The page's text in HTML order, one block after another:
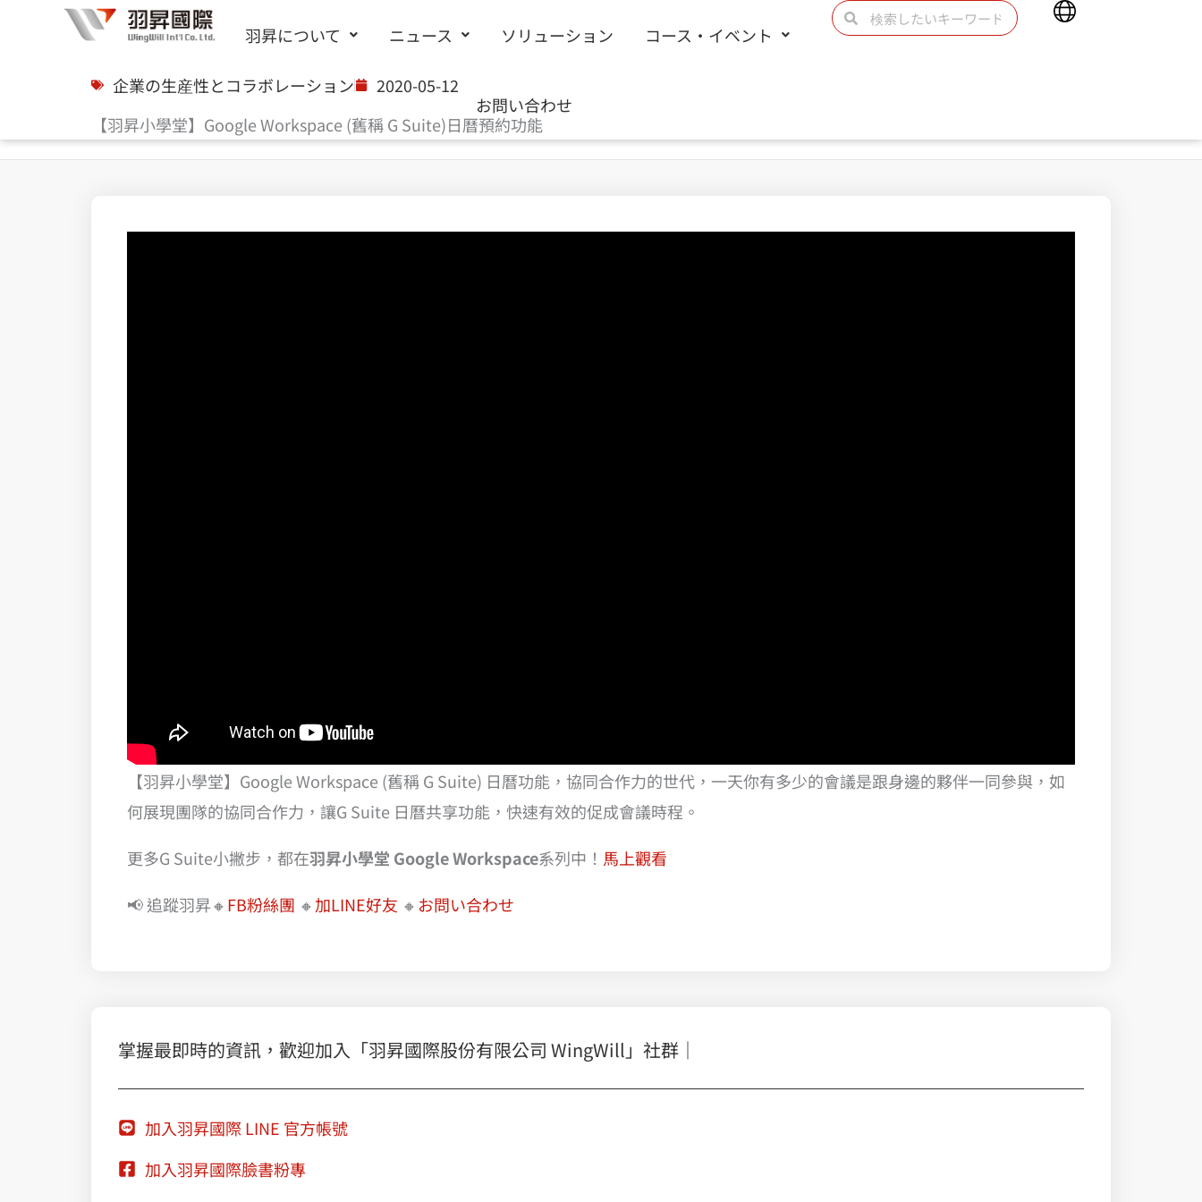
キ
羽昇について ニュース ソリューション コース・イベント
お問い合わせ
検
Main
企業の生産性とコラボレーション
2020-05-12
【羽昇小學堂】Google Workspace (舊稱 G Suite)日曆預約功能
【羽昇小學堂】Google Workspace (舊稱 G Suite) 日曆功能，協同合作力的世代，一天你有多少的會議是跟身邊的夥伴一同參與，如
何展現團隊的協同合作力，讓G Suite 日曆共享功能，快速有效的促成會議時程。
更多G Suite小撇步，都在羽昇小學堂 Google Workspace系列中！ 馬上觀看
📢 追蹤羽昇🔸FB粉絲團 🔸加LINE好友 🔸 お問い合わせ
掌握最即時的資訊，歡迎加入「羽昇國際股份有限公司 WingWill」社群｜
加入羽昇國際 LINE 官方帳號
加入羽昇國際臉書粉專